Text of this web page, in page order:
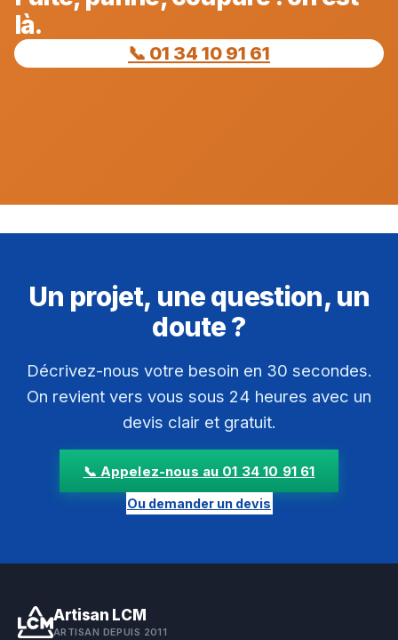
là.
📞 01 34 10 91 61
Un projet, une question, un
doute ?
Décrivez-nous votre besoin en 30 secondes.
On revient vers vous sous 24 heures avec un
devis clair et gratuit.
📞 Appelez-nous au 01 34 10 91 61
Ou demander un devis
Artisan LCM
ARTISAN DEPUIS 2011